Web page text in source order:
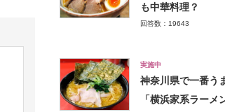
も中華料理？
回答数：19643
実施中
神奈川県で一番う
「横浜家系ラーメ